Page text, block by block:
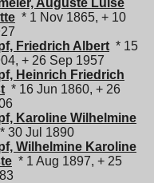
* 1 Nov 1865, + 10
Friedrich Albert * 15
+ 26 Sep 1957
Heinrich Friedrich
* 16 Jun 1860, + 26
Karoline Wilhelmine
* 30 Jul 1890
Wilhelmine Karoline
* 1 Aug 1897, + 25